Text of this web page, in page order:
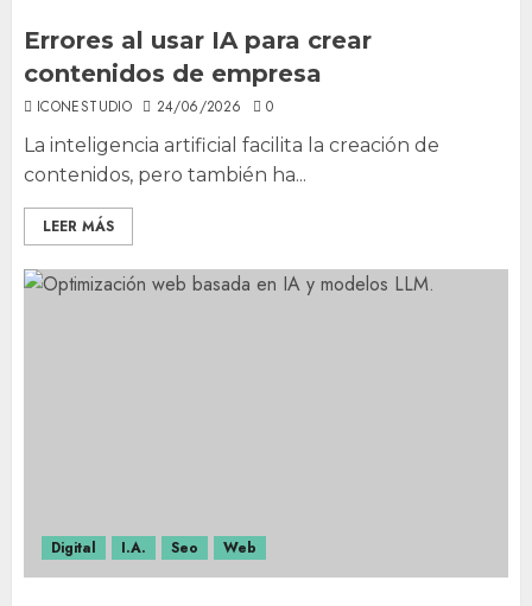
Errores al usar IA para crear
contenidos de empresa
ICONESTUDIO 24/06/2026 0
La inteligencia artificial facilita la creación de
contenidos, pero también ha...
LEER MÁS
Digital I.A. Seo Web